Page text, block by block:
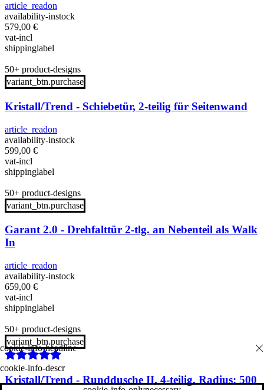
article_readon
availability-instock
579,00 €
vat-incl
shippinglabel
50+ product-designs
variant_btn.purchase
Kristall/Trend - Schiebetür, 2-teilig für Seitenwand
article_readon
availability-instock
599,00 €
vat-incl
shippinglabel
50+ product-designs
variant_btn.purchase
Garant 2.0 - Drehfalttür 2-tlg. an Nebenteil als Walk
In
article_readon
availability-instock
659,00 €
vat-incl
shippinglabel
50+ product-designs
variant_btn.purchase
Kristall/Trend - Runddusche II, 4-teilig, Radius: 500
cookie-info-descr